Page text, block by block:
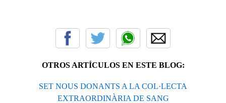
OTROS ARTÍCULOS EN ESTE BLOG:
SET NOUS DONANTS A LA COL·LECTA
EXTRAORDINÀRIA DE SANG